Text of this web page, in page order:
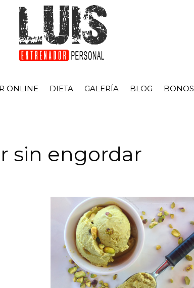
ONLINE DIETA GALERÍA BLOG BONOS
sin engordar